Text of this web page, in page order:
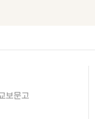
보문고